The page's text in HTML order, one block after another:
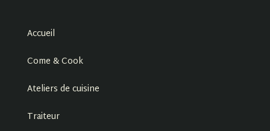
Accueil
Come & Cook
Ateliers de cuisine
Traiteur